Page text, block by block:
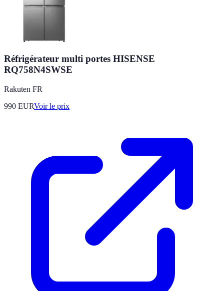
Réfrigérateur multi portes HISENSE
RQ758N4SWSE
Rakuten FR
990 EURVoir le prix